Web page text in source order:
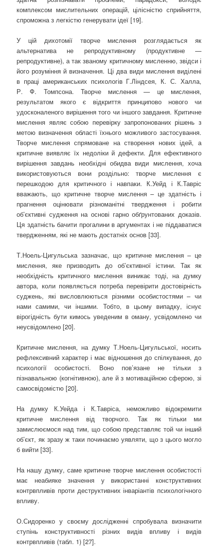
комплексом мислительних операцій, цілісністю сприйняття,
спроможна з легкістю генерувати ідеї [19].
У цій дихотомії творче мислення розглядається як
альтернатива не репродуктивному (продуктивне —
репродуктивне), а так званому критичному мисленню, звідси і
його розуміння й визначення. Ці два види мислення виділені
в праці американських психологів Г.Ліндсея, К. С. Халла,
Р. Ф. Томпсона. Творче мислення — це мислення,
результатом якого є відкриття принципово нового чи
удосконаленого вирішення того чи іншого завдання. Критичне
мислення являє собою перевірку запропонованих рішень з
метою визначення області їхнього можливого застосування.
Творче мислення спрямоване на створення нових ідей, а
критичне виявляє їх недоліки й дефекти. Для ефективного
вирішення завдань необхідні обидва види мислення, хоча
використовуються вони роздільно: творче мислення є
перешкодою для критичного і навпаки. К.Уейд і К.Тавріс
вважають, що критичне творче мислення – це здатність і
прагнення оцінювати різноманітні твердження і робити
об’єктивні судження на основі гарно обґрунтованих доказів.
Ця здатність бачити прогалини в аргументах і не піддаватися
твердженням, які не мають достатніх основ [33].
Т.Ноель-Цигульська зазначає, що критичне мислення – це
мислення, яке призводить до об’єктивної істини. Так як
необхідність критичного мислення виникає тоді, на думку
автора, коли появляється потреба перевірити достовірність
суджень, які висловлюються різними особистостями – чи
нами самими, чи іншими. Тобто, в цьому випадку, існує
вірогідність бути кимось уведеним в оману, усвідомлено чи
неусвідомлено [20].
Критичне мислення, на думку Т.Ноель-Цигульської, носить
рефлексивний характер і має відношення до спілкування, до
психології особистості. Воно пов’язане не тільки з
пізнавальною (когнітивною), але й з мотиваційною сферою, зі
самосвідомістю [20].
На думку К.Уейда і К.Тавріса, неможливо відокремити
критичне мислення від творчого. Так як тільки ми
замислюємося над тим, що собою представляє той чи інший
об’єкт, як зразу ж таки починаємо уявляти, що з цього могло
б вийти [33].
На нашу думку, саме критичне творче мислення особистості
має неабияке значення у використанні конструктивних
контрвпливів проти деструктивних інваріантів психологічного
впливу.
О.Сидоренко у своєму дослідженні спробувала визначити
ступінь конструктивності різних видів впливу і видів
контрвпливів (табл. 1) [27].